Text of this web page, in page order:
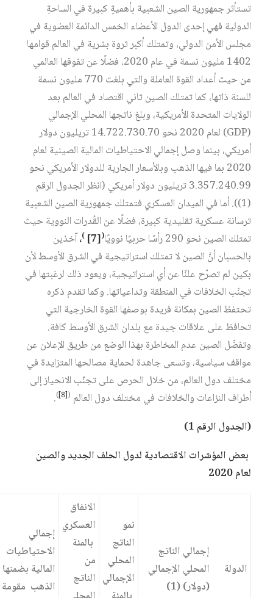
تستأثر جمهورية الصين الشعبية بأهميةٍ كبيرة في الساحةِ
الدولية فهي إحدى الدول الأعضاء الخمس الدائمة العضوية في
مجلس الأمن الدولي، وتمتلك أكبر ثروة بشرية في العالم قوامها
1402 مليون نسمة في عام 2020، فضلًا عن تفوقها العالمي
من حيث أعداد القوة العاملة والتي بلغت 770 مليون نسمة
للسنة ذاتها، كما تمتلك الصين ثاني اقتصاد في العالم بعد
الولايات المتحدة الأمريكية، وبلغ ناتجها المحلي الإجمالي
(GDP) لعام 2020 نحو 14.722.730.70 تريليون دولار
أمريكي، بينما وصل إجمالي الاحتياطيات المالية الصينية لعام
2020 بما فيها الذهب وبالأسعار الجارية للدولار الأمريكي نحو
3.357.240.99 تريليون دولار أمريكي (انظر الجدول الرقم
(1)). أما في الميدان العسكري فتمتلك جمهورية الصين الشعبية
ترسانة عسكرية تقليدية كبيرة، فضلًا عن القُدرات النووية حيث
تمتلك الصين نحو 290 رأسًا حربيًا نوويًا
(
[7]
)،آخذين
بالحسبان أنَّ الصين لا تمتلك استراتيجية في الشرق الأوسط لأن
بكين لم تصرّح علنًا عن أي استراتيجية، ويعود ذلك لرغبتها في
تجنّب الخلافات في المنطقة وتداعياتها. وكما تقدم ذكره
تحتفظ الصين بمكانة فريدة بوصفها القوة الخارجية التي
تحافظ على علاقات جيدة مع بلدان الشرق الأوسط كافة.
وتفضّل الصين عدم المخاطرة بهذا الوضع من طريق الإعلان عن
مواقف سياسية، وتسعى جاهدة لحماية مصالحها المتزايدة في
مختلف دول العالم، من خلال الحرص على تجنّب الانحياز إلى
أطراف النزاعات والخلافات في مختلف دول العالم (
[8]
)
.
(الجدول الرقم 1)
بعض المؤشرات الاقتصادية لدول الحلف الجديد والصين
لعام 2020
الدولة
إجمالي الناتج
المحلي الإجمالي
(دولار) (1)
نمو
الناتج
المحلي
الإجمالي
الانفاق
العسكري
بالمئة
من
الناتج
إجمالي
الاحتياطيات
المالية بضمنها
الذهب مقومة